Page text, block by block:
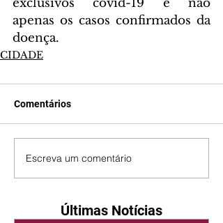
exclusivos covid-19 e não
apenas os casos confirmados da
doença.
CIDADE
Comentários
Escreva um comentário
Últimas Notícias